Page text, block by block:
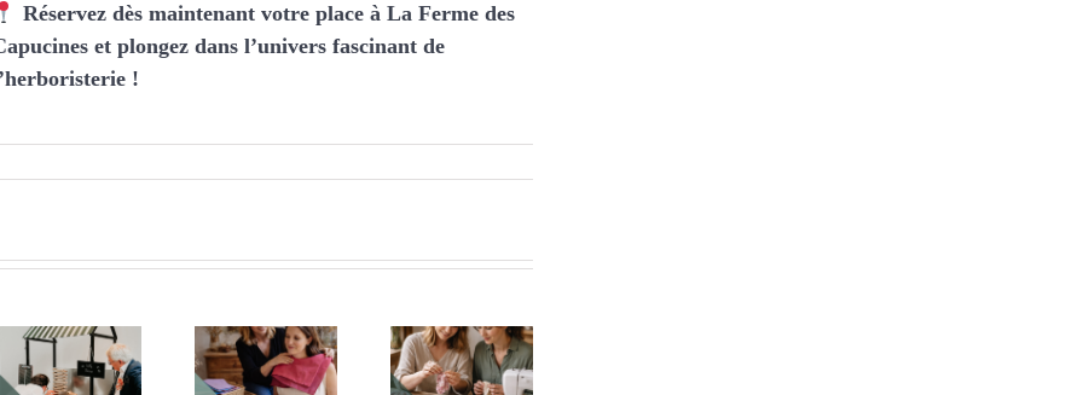
Réservez dès maintenant votre place à La Ferme des
et plongez dans l’univers fascinant de
!